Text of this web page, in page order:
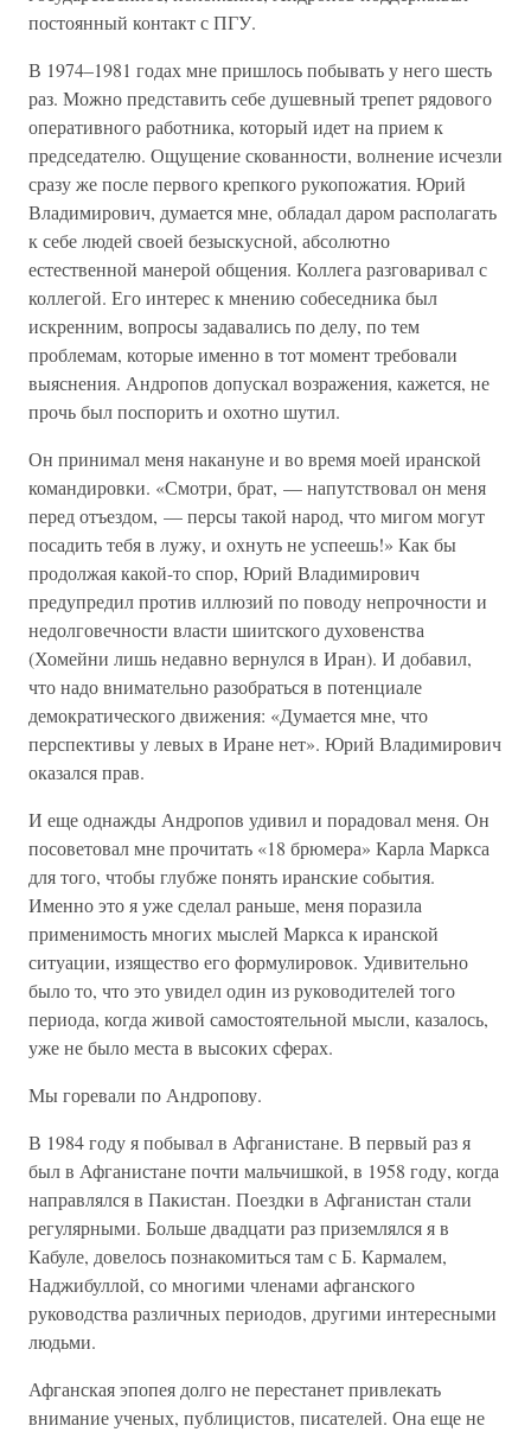
постоянный контакт с ПГУ.
В 1974–1981 годах мне пришлось побывать у него шесть
раз. Можно представить себе душевный трепет рядового
оперативного работника, который идет на прием к
председателю. Ощущение скованности, волнение исчезли
сразу же после первого крепкого рукопожатия. Юрий
Владимирович, думается мне, обладал даром располагать
к себе людей своей безыскусной, абсолютно
естественной манерой общения. Коллега разговаривал с
коллегой. Его интерес к мнению собеседника был
искренним, вопросы задавались по делу, по тем
проблемам, которые именно в тот момент требовали
выяснения. Андропов допускал возражения, кажется, не
прочь был поспорить и охотно шутил.
Он принимал меня накануне и во время моей иранской
командировки. «Смотри, брат, — напутствовал он меня
перед отъездом, — персы такой народ, что мигом могут
посадить тебя в лужу, и охнуть не успеешь!» Как бы
продолжая какой-то спор, Юрий Владимирович
предупредил против иллюзий по поводу непрочности и
недолговечности власти шиитского духовенства
(Хомейни лишь недавно вернулся в Иран). И добавил,
что надо внимательно разобраться в потенциале
демократического движения: «Думается мне, что
перспективы у левых в Иране нет». Юрий Владимирович
оказался прав.
И еще однажды Андропов удивил и порадовал меня. Он
посоветовал мне прочитать «18 брюмера» Карла Маркса
для того, чтобы глубже понять иранские события.
Именно это я уже сделал раньше, меня поразила
применимость многих мыслей Маркса к иранской
ситуации, изящество его формулировок. Удивительно
было то, что это увидел один из руководителей того
периода, когда живой самостоятельной мысли, казалось,
уже не было места в высоких сферах.
Мы горевали по Андропову.
В 1984 году я побывал в Афганистане. В первый раз я
был в Афганистане почти мальчишкой, в 1958 году, когда
направлялся в Пакистан. Поездки в Афганистан стали
регулярными. Больше двадцати раз приземлялся я в
Кабуле, довелось познакомиться там с Б. Кармалем,
Наджибуллой, со многими членами афганского
руководства различных периодов, другими интересными
людьми.
Афганская эпопея долго не перестанет привлекать
внимание ученых, публицистов, писателей. Она еще не